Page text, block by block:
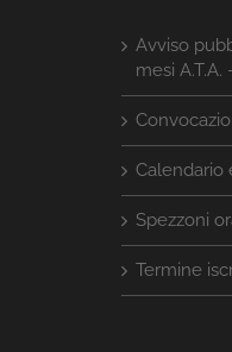
Avviso
mesi
Calendario
Spezzoni
Termine